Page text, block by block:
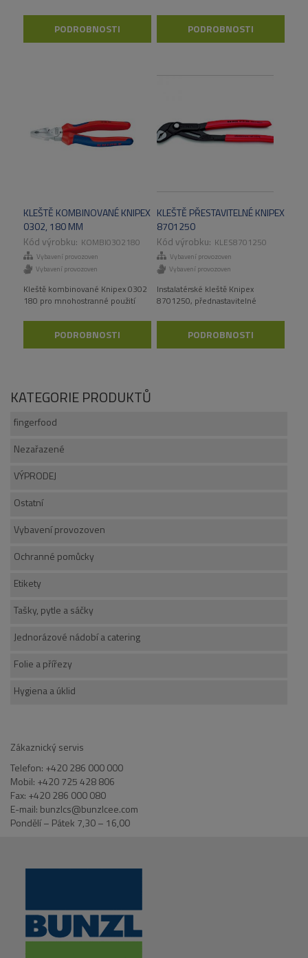
PODROBNOSTI PODROBNOSTI
KLEŠTĚ KOMBINOVANÉ KNIPEX
0302, 180 MM
KOMBI0302180
Vybavení provozoven
Vybavení provozoven
Kleště kombinované Knipex 0302
180 pro mnohostranné použití
PODROBNOSTI
KLEŠTĚ PŘESTAVITELNÉ KNIPEX
8701250
KLES8701250
Vybavení provozoven
Vybavení provozoven
Instalatérské kleště Knipex
8701250, přednastavitelné
PODROBNOSTI
KATEGORIE PRODUKTŮ
fingerfood
Nezařazené
VÝPRODEJ
Ostatní
Vybavení provozoven
Ochranné pomůcky
Etikety
Tašky, pytle a sáčky
Jednorázové nádobí a catering
Folie a přířezy
Hygiena a úklid
Zákaznický servis
Telefon: +420 286 000 000
Mobil: +420 725 428 806
Fax: +420 286 000 080
E-mail: bunzlcs@bunzlcee.com
Pondělí – Pátek 7,30 – 16,00